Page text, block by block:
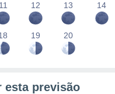
11 12 13 14
19 20
esta previsão